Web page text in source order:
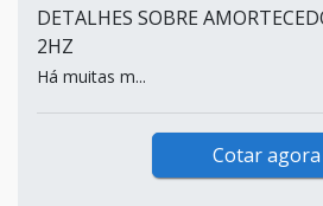
DETALHES SOBRE
2HZ
Há muitas m...
Cotar agora